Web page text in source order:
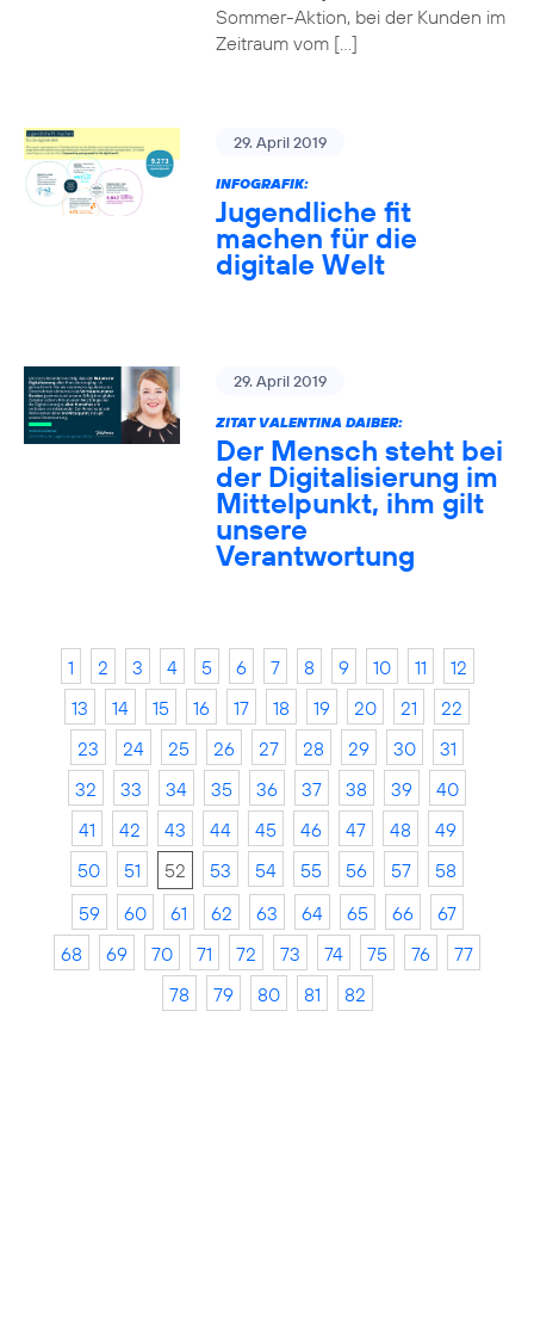
Sommer-Aktion, bei der Kunden im
Zeitraum vom […]
29. April 2019
INFOGRAFIK:
Jugendliche fit
machen für die
digitale Welt
29. April 2019
ZITAT VALENTINA DAIBER:
Der Mensch steht bei
der Digitalisierung im
Mittelpunkt, ihm gilt
unsere
Verantwortung
1 2 3 4 5 6 7 8 9 10 11
12
13
14 15 16 17 18 19 20 21
22
23
24 25 26 27 28 29 30
31
32
33 34 35 36 37 38 39
40
41
42 43 44 45 46 47 48
49
50
51 52 53 54 55 56 57
58
59
60 61 62 63 64 65 66
67
68
69 70 71 72 73 74 75 76
77
78
79 80 81 82